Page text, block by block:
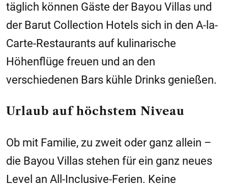
täglich können Gäste der Bayou Villas und
der Barut Collection Hotels sich in den A-la-
Carte-Restaurants auf kulinarische
Höhenflüge freuen und an den
verschiedenen Bars kühle Drinks genießen.
Urlaub auf höchstem Niveau
Ob mit Familie, zu zweit oder ganz allein –
die Bayou Villas stehen für ein ganz neues
Level an All-Inclusive-Ferien. Keine